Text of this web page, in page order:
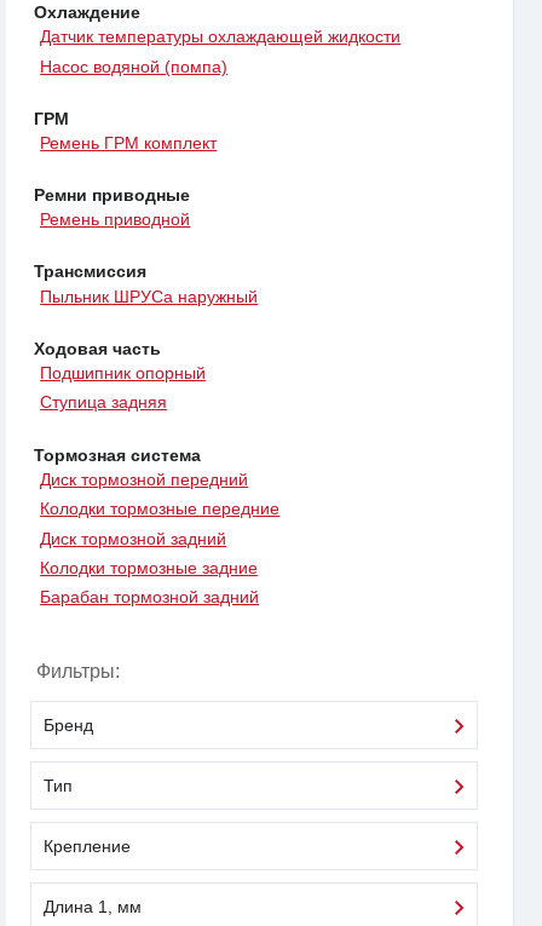
Охлаждение
Датчик температуры охлаждающей жидкости
Насос водяной (помпа)
ГРМ
Ремень ГРМ комплект
Ремни приводные
Ремень приводной
Трансмиссия
Пыльник ШРУСа наружный
Ходовая часть
Подшипник опорный
Ступица задняя
Тормозная система
Диск тормозной передний
Колодки тормозные передние
Диск тормозной задний
Колодки тормозные задние
Барабан тормозной задний
Фильтры:
Бренд
Тип
Крепление
Длина 1, мм